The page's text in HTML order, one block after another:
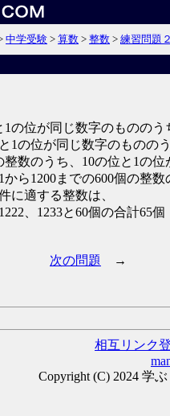
中学受験 > 算数 > 整数 > 練習問題
の位が同じ数字のもののう
1の位が同じ数字のものの
数のうち、10の位と1の
ら1200までの600個の整
に適する整数は、
、1233と60個の合計65個
次の問題 →
相互リンク
Copyright (C) 2024 学